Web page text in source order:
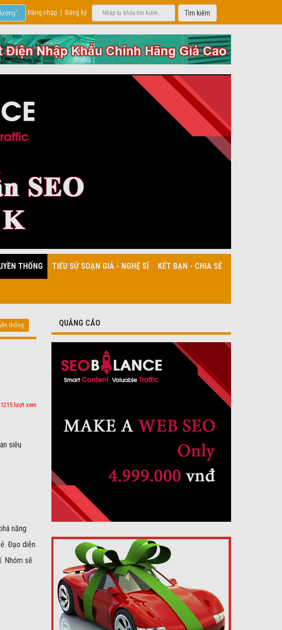
Đăng nhập Đăng ký
THỐNG TIỂU SỬ SOẠN GIẢ - NGHỆ SĨ KẾT BẠN - CHIA SẺ
thống
1215 lượt xem
siêu
năng
Đạo diễn
Nhóm sẽ
QUẢNG CÁO